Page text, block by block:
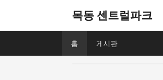
목동 센트럴파크
홈 게시판